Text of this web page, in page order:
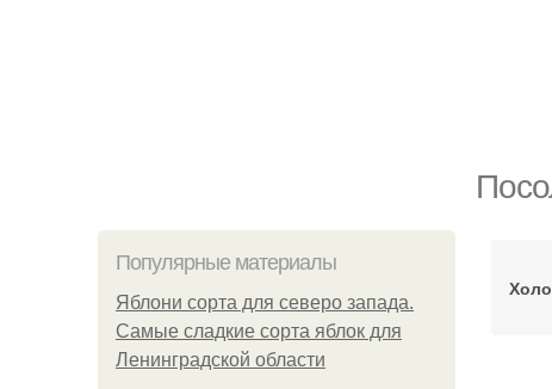
Популярные материалы
Яблони сорта для северо запада.
Самые сладкие сорта яблок для
Ленинградской области